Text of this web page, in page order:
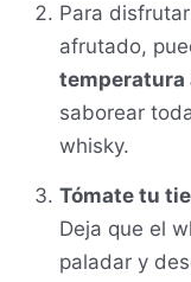
Para
afrutado,
temperatura
saborear
whisky.
Tómate tu
Deja que el
paladar y